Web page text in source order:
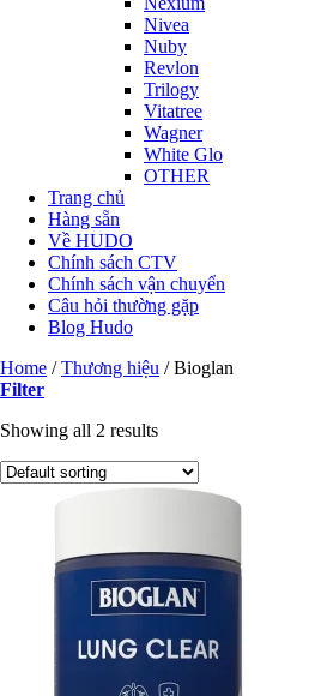
Nivea
Nuby
Revlon
Trilogy
Vitatree
Wagner
White Glo
OTHER
Trang chủ
Hàng sẵn
Về HUDO
Chính sách CTV
Chính sách vận chuyển
Câu hỏi thường gặp
Blog Hudo
Home / Thương hiệu /Bioglan
Filter
Showing all 2 results